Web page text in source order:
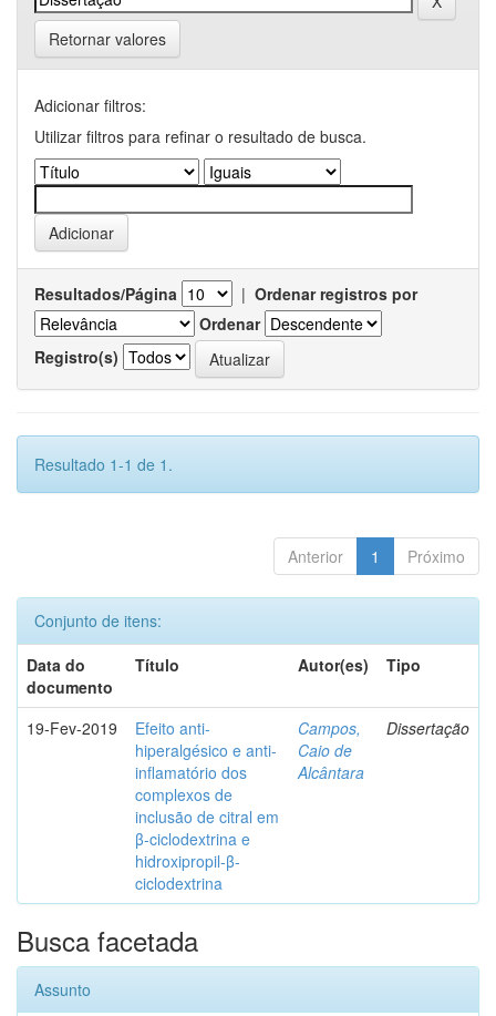
Retornar valores
Adicionar filtros:
Utilizar filtros para refinar o resultado de busca.
Resultados/Página | Ordenar registros por
Ordenar
Registro(s)
Resultado 1-1 de 1.
Anterior 1 Próximo
Conjunto de itens:
Data do
documento
Título Autor(es) Tipo
19-Fev-2019
Efeito anti-
hiperalgésico e anti-
inflamatório dos
complexos de
inclusão de citral em
β-ciclodextrina e
hidroxipropil-β-
ciclodextrina
Campos,
Caio de
Alcântara
Dissertação
Busca facetada
Assunto